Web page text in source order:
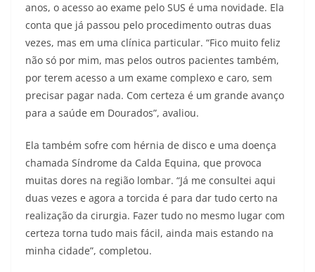
anos, o acesso ao exame pelo SUS é uma novidade. Ela
conta que já passou pelo procedimento outras duas
vezes, mas em uma clínica particular. “Fico muito feliz
não só por mim, mas pelos outros pacientes também,
por terem acesso a um exame complexo e caro, sem
precisar pagar nada. Com certeza é um grande avanço
para a saúde em Dourados”, avaliou.
Ela também sofre com hérnia de disco e uma doença
chamada Síndrome da Calda Equina, que provoca
muitas dores na região lombar. “Já me consultei aqui
duas vezes e agora a torcida é para dar tudo certo na
realização da cirurgia. Fazer tudo no mesmo lugar com
certeza torna tudo mais fácil, ainda mais estando na
minha cidade”, completou.